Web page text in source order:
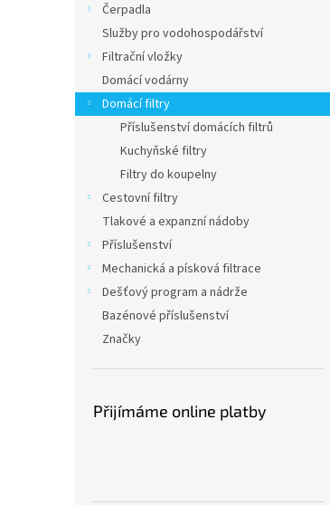
Čerpadla
Služby pro vodohospodářství
Filtrační vložky
Domácí vodárny
Domácí filtry
Příslušenství domácích filtrů
Kuchyňské filtry
Filtry do koupelny
Cestovní filtry
Tlakové a expanzní nádoby
Příslušenství
Mechanická a písková filtrace
Dešťový program a nádrže
Bazénové příslušenství
Značky
Přijímáme online platby